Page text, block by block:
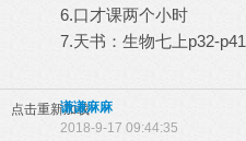
6.口才课两个小时
7.天书：生物七上p32-p41
点击重新加载
谦谦麻麻
2018-9-17 09:44:35